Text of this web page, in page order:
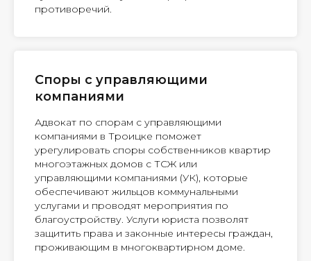
противоречий.
Споры с управляющими
компаниями
Адвокат по спорам с управляющими
компаниями в Троицке поможет
урегулировать споры собственников квартир
многоэтажных домов с ТСЖ или
управляющими компаниями (УК), которые
обеспечивают жильцов коммунальными
услугами и проводят мероприятия по
благоустройству. Услуги юриста позволят
защитить права и законные интересы граждан,
проживающим в многоквартирном доме.